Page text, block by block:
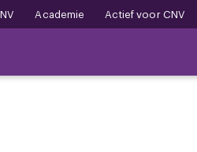
Academie Actief voor CNV